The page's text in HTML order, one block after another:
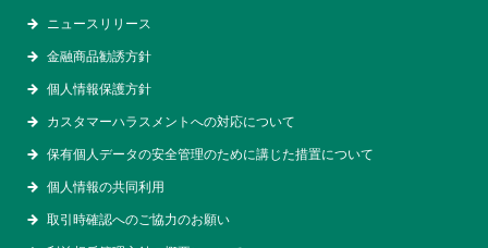
ニュースリリース
金融商品勧誘方針
個人情報保護方針
カスタマーハラスメントへの対応について
保有個人データの安全管理のために講じた措置について
個人情報の共同利用
取引時確認へのご協力のお願い